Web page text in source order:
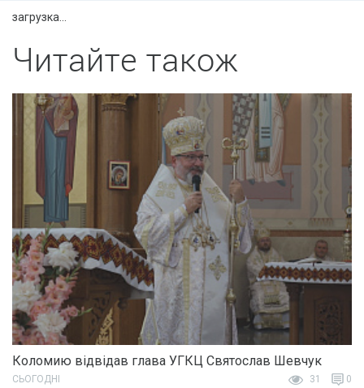
загрузка...
Читайте також
Коломию відвідав глава УГКЦ Святослав Шевчук
СЬОГОДНІ 31 0